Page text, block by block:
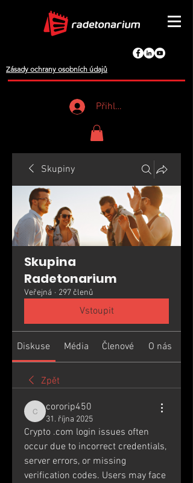
Zásady ochrany osobních údajů
Přihlášení
Skupiny
Skupina
Radetonarium
Veřejná · 297 členů
Vstoupit
Diskuse Média Členové O nás
Zpět
cororip450
cororip450
31. října 2025
Crypto .com login issues often
occur due to incorrect credentials,
server errors, or missing
verification codes. Users may face